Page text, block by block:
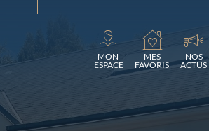
MON
ESPACE
Chargement...
MES
FAVORIS
NOS
ACTUS